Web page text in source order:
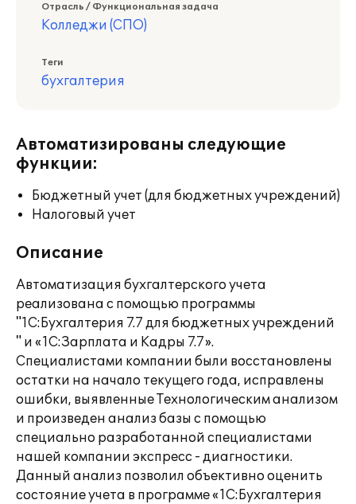
Отрасль / Функциональная задача
Колледжи (СПО)
Теги
бухгалтерия
Автоматизированы следующие
функции:
Бюджетный учет (для бюджетных учреждений)
Налоговый учет
Описание
Автоматизация бухгалтерского учета
реализована с помощью программы
"1С:Бухгалтерия 7.7 для бюджетных учреждений
" и «1С:Зарплата и Кадры 7.7».
Специалистами компании были восстановлены
остатки на начало текущего года, исправлены
ошибки, выявленные Технологическим анализом
и произведен анализ базы с помощью
специально разработанной специалистами
нашей компании экспресс - диагностики.
Данный анализ позволил объективно оценить
состояние учета в программе «1С:Бухгалтерия